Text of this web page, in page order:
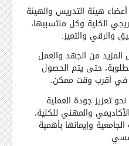
هيئة التدريس والهيئة
الكلية وكل منتسبيها،
والرقي والتميز.
المزيد من الجهد والعمل
حتى يتم الحصول
في أقرب وقت ممكن.
تعزيز جودة العملية
والمهني للكلية،
وإيمانها بأهمية
.